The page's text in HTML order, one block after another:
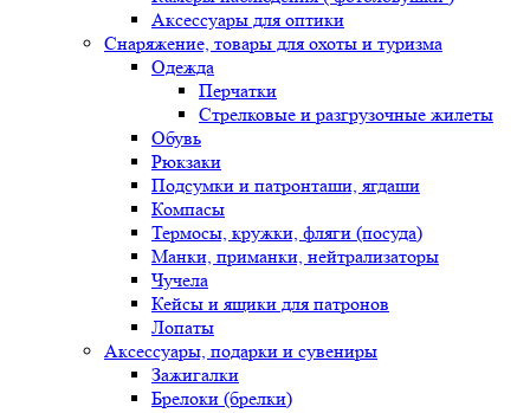
Аксессуары для оптики
Снаряжение, товары для охоты и туризма
Одежда
Перчатки
Стрелковые и разгрузочные жилеты
Обувь
Рюкзаки
Подсумки и патронташи, ягдаши
Компасы
Термосы, кружки, фляги (посуда)
Манки, приманки, нейтрализаторы
Чучела
Кейсы и ящики для патронов
Лопаты
Аксессуары, подарки и сувениры
Зажигалки
Брелоки (брелки)